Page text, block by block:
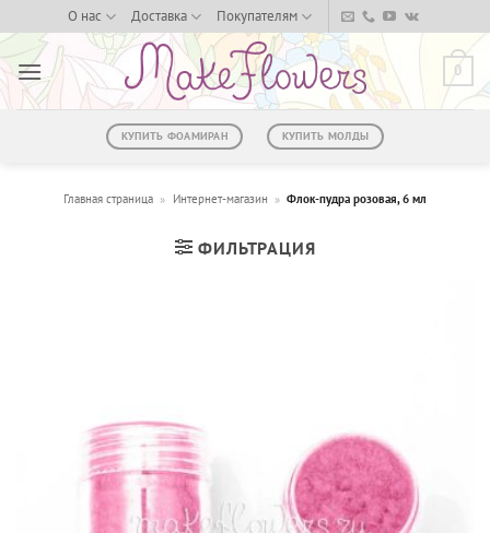
to
content
О нас Доставка Покупателям
0
КУПИТЬ ФОАМИРАН КУПИТЬ МОЛДЫ
Главная страница » Интернет-магазин » Флок-пудра розовая, 6 мл
ФИЛЬТРАЦИЯ